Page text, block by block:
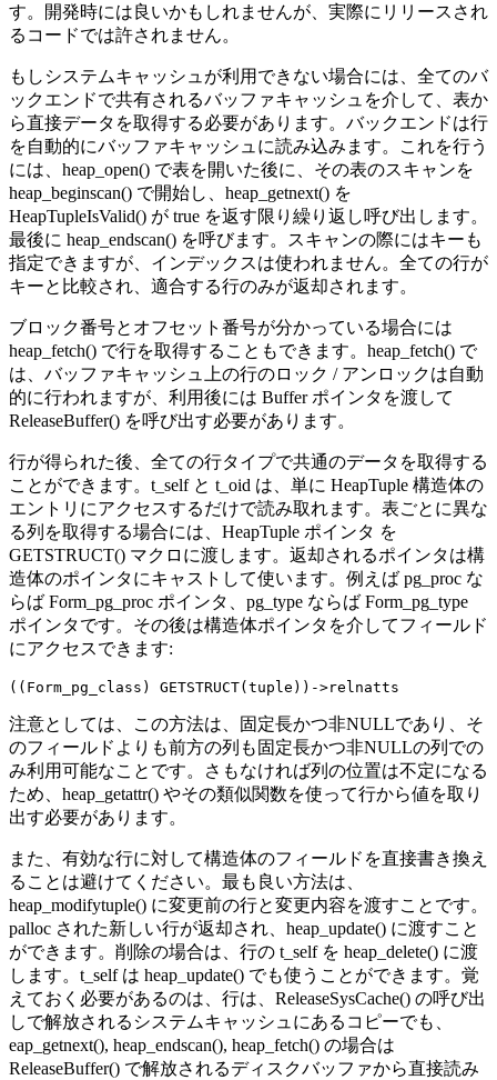
す。開発時には良いかもしれませんが、実際にリリースされ
るコードでは許されません。
もしシステムキャッシュが利用できない場合には、全てのバ
ックエンドで共有されるバッファキャッシュを介して、表か
ら直接データを取得する必要があります。バックエンドは行
を自動的にバッファキャッシュに読み込みます。これを行う
には、heap_open() で表を開いた後に、その表のスキャンを
heap_beginscan() で開始し、heap_getnext() を
HeapTupleIsValid() が true を返す限り繰り返し呼び出します。
最後に heap_endscan() を呼びます。スキャンの際にはキーも
指定できますが、インデックスは使われません。全ての行が
キーと比較され、適合する行のみが返却されます。
ブロック番号とオフセット番号が分かっている場合には
heap_fetch() で行を取得することもできます。heap_fetch() で
は、バッファキャッシュ上の行のロック / アンロックは自動
的に行われますが、利用後には Buffer ポインタを渡して
ReleaseBuffer() を呼び出す必要があります。
行が得られた後、全ての行タイプで共通のデータを取得する
ことができます。t_self と t_oid は、単に HeapTuple 構造体の
エントリにアクセスするだけで読み取れます。表ごとに異な
る列を取得する場合には、HeapTuple ポインタ を
GETSTRUCT() マクロに渡します。返却されるポインタは構
造体のポインタにキャストして使います。例えば pg_proc な
らば Form_pg_proc ポインタ、pg_type ならば Form_pg_type
ポインタです。その後は構造体ポインタを介してフィールド
にアクセスできます:
注意としては、この方法は、固定長かつ非NULLであり、そ
のフィールドよりも前方の列も固定長かつ非NULLの列での
み利用可能なことです。さもなければ列の位置は不定になる
ため、heap_getattr() やその類似関数を使って行から値を取り
出す必要があります。
また、有効な行に対して構造体のフィールドを直接書き換え
ることは避けてください。最も良い方法は、
heap_modifytuple() に変更前の行と変更内容を渡すことです。
palloc された新しい行が返却され、heap_update() に渡すこと
ができます。削除の場合は、行の t_self を heap_delete() に渡
します。t_self は heap_update() でも使うことができます。覚
えておく必要があるのは、行は、ReleaseSysCache() の呼び出
しで解放されるシステムキャッシュにあるコピーでも、
eap_getnext(), heap_endscan(), heap_fetch() の場合は
ReleaseBuffer() で解放されるディスクバッファから直接読み